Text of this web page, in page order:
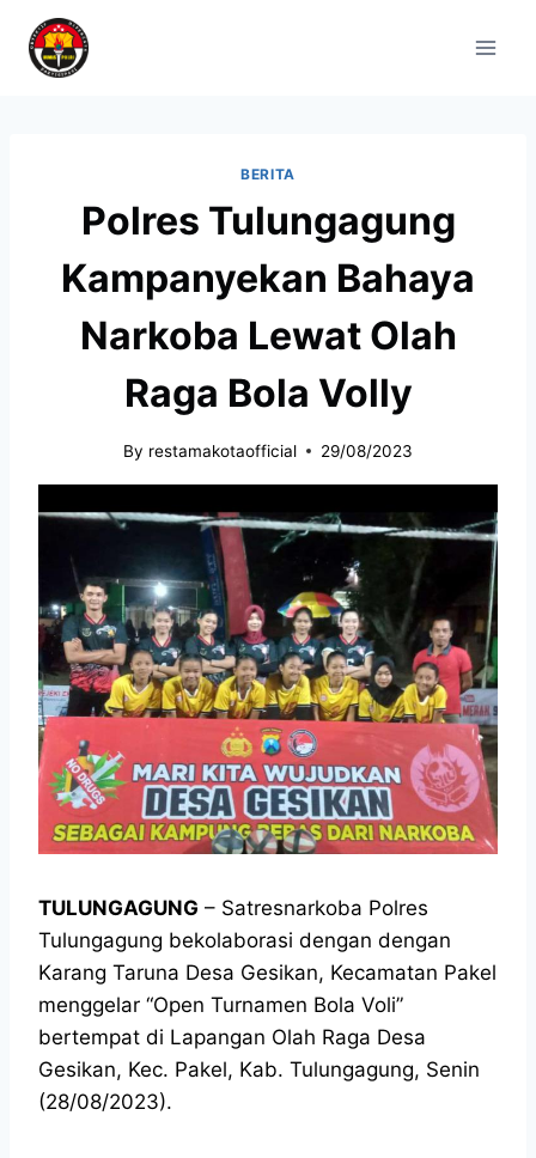
BERITA
Polres Tulungagung
Kampanyekan Bahaya
Narkoba Lewat Olah
Raga Bola Volly
By restamakotaofficial 29/08/2023
TULUNGAGUNG – Satresnarkoba Polres
Tulungagung bekolaborasi dengan dengan
Karang Taruna Desa Gesikan, Kecamatan Pakel
menggelar “Open Turnamen Bola Voli”
bertempat di Lapangan Olah Raga Desa
Gesikan, Kec. Pakel, Kab. Tulungagung, Senin
(28/08/2023).